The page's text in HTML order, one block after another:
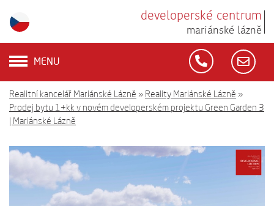
developerské centrum
mariánské lázně
MENU
Realitní kancelář Mariánské Lázně » Reality Mariánské Lázně »
Prodej bytu 1+kk v novém developerském projektu Green Garden 3
| Mariánské Lázně